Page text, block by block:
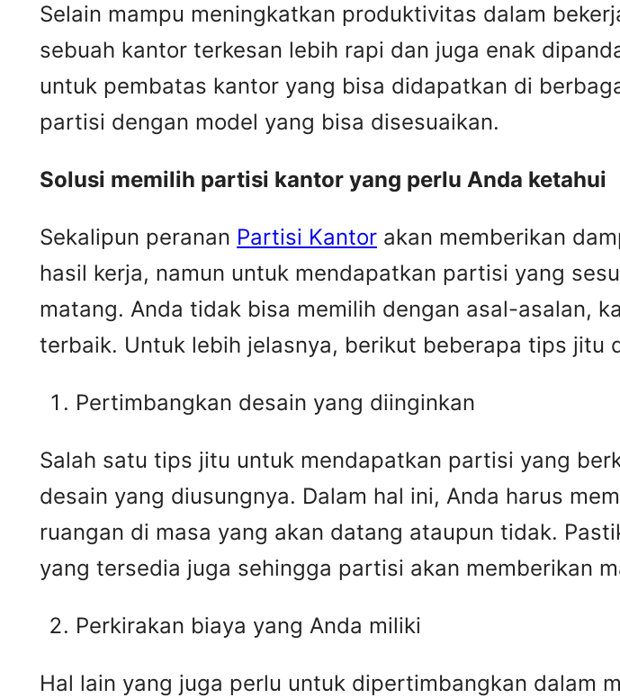
Selain mampu meningkatkan produktivitas dalam
sebuah kantor terkesan lebih rapi dan juga enak
untuk pembatas kantor yang bisa didapatkan di
partisi dengan model yang bisa disesuaikan.
Solusi memilih partisi kantor yang perlu Anda ketahui
Sekalipun peranan Partisi Kantor akan memberikan
hasil kerja, namun untuk mendapatkan partisi yang
matang. Anda tidak bisa memilih dengan asal-asalan,
terbaik. Untuk lebih jelasnya, berikut beberapa tips jitu
Pertimbangkan desain yang diinginkan
Salah satu tips jitu untuk mendapatkan partisi yang
desain yang diusungnya. Dalam hal ini, Anda harus
ruangan di masa yang akan datang ataupun tidak.
yang tersedia juga sehingga partisi akan memberikan
Perkirakan biaya yang Anda miliki
Hal lain yang juga perlu untuk dipertimbangkan dalam